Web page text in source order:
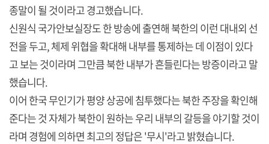
종말이 될 것이라고 경고했습니다.
신원식 국가안보실장도 한 방송에 출연해 북한의 이런 대내외 선
전을 두고, 체제 위협을 확대해 내부를 통제하는 데 이점이 있다
고 보는 것이라며 그만큼 북한 내부가 흔들린다는 방증이라고 말
했습니다.
이어 한국 무인기가 평양 상공에 침투했다는 북한 주장을 확인해
준다는 것 자체가 북한이 원하는 우리 내부의 갈등을 야기할 것이
라며 경험에 의하면 최고의 정답은 '무시'라고 밝혔습니다.